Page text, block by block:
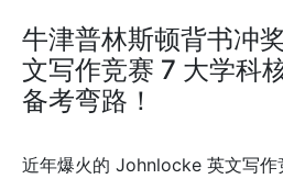
牛津普林斯顿背书冲
文写作竞赛 7 大学科
备考弯路！
近年爆火的 Johnlocke 英文写作